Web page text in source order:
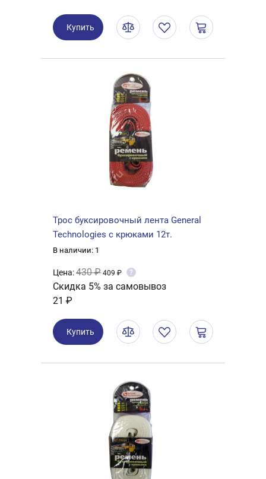
Купить
Трос буксировочный лента General
Technologies с крюками 12т.
В наличии: 1
Цена:430 ₽ 409 ₽ ?
Скидка 5% за самовывоз
21 ₽
Купить